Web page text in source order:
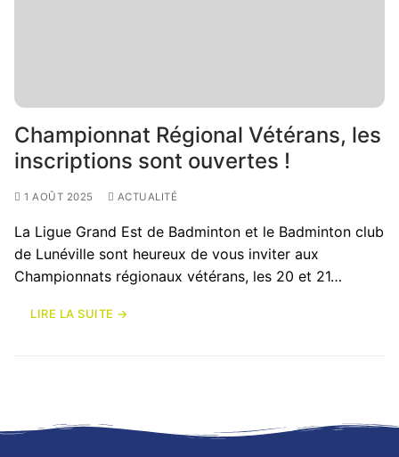
Championnat Régional Vétérans, les
inscriptions sont ouvertes !
1 AOÛT 2025 ACTUALITÉ
La Ligue Grand Est de Badminton et le Badminton club
de Lunéville sont heureux de vous inviter aux
Championnats régionaux vétérans, les 20 et 21…
LIRE LA SUITE →